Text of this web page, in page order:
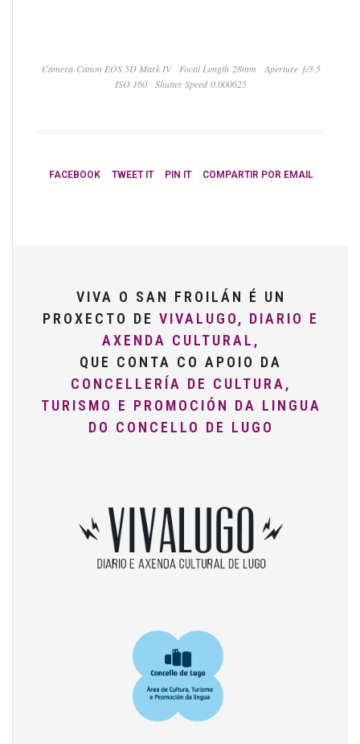
Camera Canon EOS 5D Mark IV Focal Length 28mm
Aperture ƒ/3.5
ISO 160
Shutter Speed 0.000625
FACEBOOK TWEET IT PIN IT COMPARTIR POR EMAIL
VIVA O SAN FROILÁN É UN
PROXECTO DE VIVALUGO, DIARIO E
AXENDA CULTURAL,
QUE CONTA CO APOIO DA
CONCELLERÍA DE CULTURA,
TURISMO E PROMOCIÓN DA LINGUA
DO CONCELLO DE LUGO